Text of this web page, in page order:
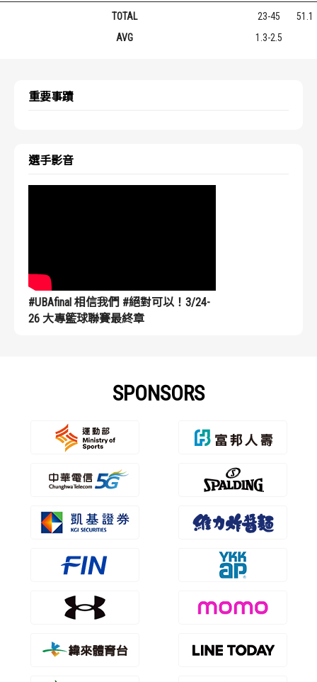
TOTAL 23-45
51.1
AVG
1.3-2.5
重要事蹟
選手影音
#UBAfinal 相信我們 #絕對可以！3/24-
26 大專籃球聯賽最終章
SPONSORS